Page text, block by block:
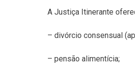
A Justiça Itinerante
– divórcio consensual
– pensão alimentícia;